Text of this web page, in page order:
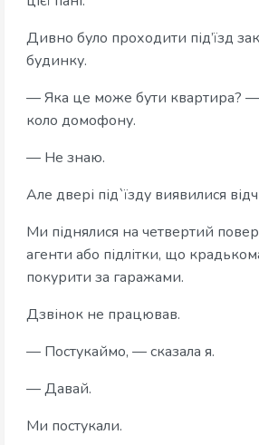
Дивно було проходити під’їзд
будинку.
— Яка це може бути квартира? —
коло домофону.
— Не знаю.
Але двері під`їзду виявилися
Ми піднялися на четвертий
агенти або підлітки, що
покурити за гаражами.
Дзвінок не працював.
— Постукаймо, — сказала я.
— Давай.
Ми постукали.